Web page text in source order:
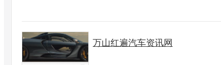
万山红遍汽车资讯网